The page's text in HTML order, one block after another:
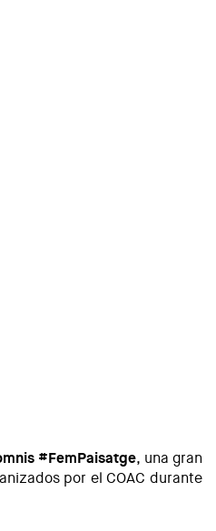
#FemPaisatge, una gran
por el COAC durante